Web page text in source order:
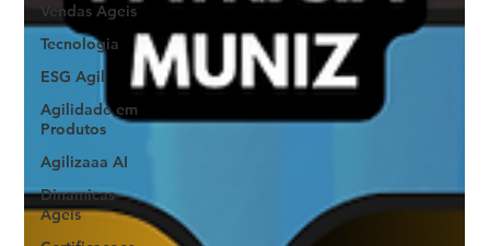
Vendas Ageis
Tecnologia
ESG Agil
Agilidade em
Produtos
Agilizaaa AI
Dinamicas
Ageis